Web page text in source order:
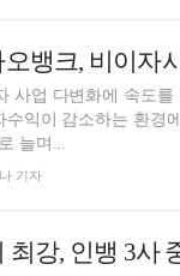
사업 다변화에 속도
수익이 감소하는 환경
늘며...
기자
최강, 인뱅 3사